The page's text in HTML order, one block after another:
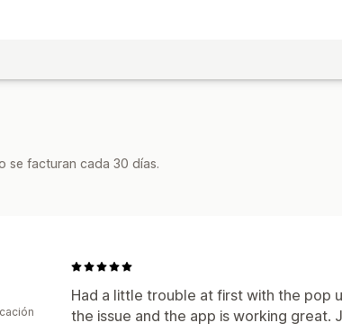
se facturan cada 30 días.
Had a little trouble at first with the pop
the issue and the app is working great.